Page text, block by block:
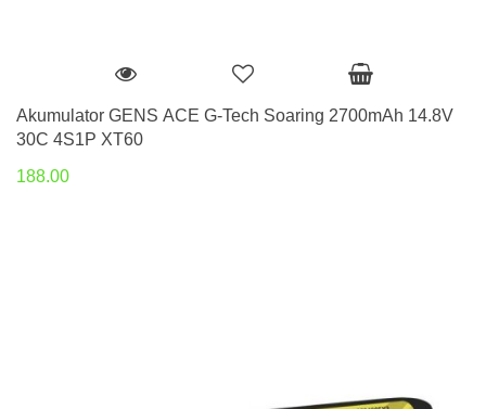
Akumulator GENS ACE G-Tech Soaring 2700mAh 14.8V
30C 4S1P XT60
188.00